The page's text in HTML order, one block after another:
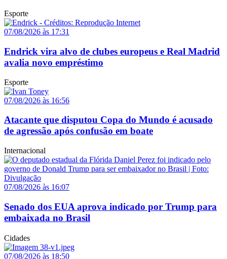
Esporte
07/08/2026 às 17:31
Endrick vira alvo de clubes europeus e Real Madrid
avalia novo empréstimo
Esporte
07/08/2026 às 16:56
Atacante que disputou Copa do Mundo é acusado
de agressão após confusão em boate
Internacional
07/08/2026 às 16:07
Senado dos EUA aprova indicado por Trump para
embaixada no Brasil
Cidades
07/08/2026 às 18:50